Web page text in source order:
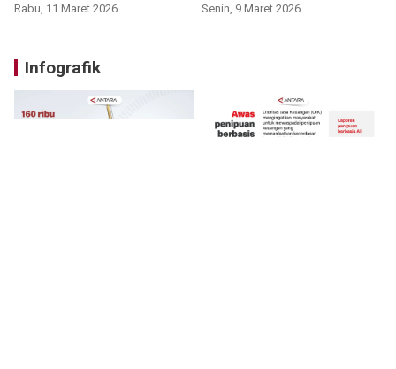
Rabu, 11 Maret 2026 Senin, 9 Maret 2026
Infografik